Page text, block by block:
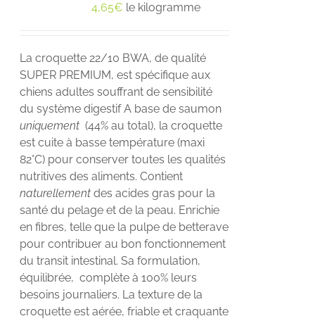
4,65€ le kilogramme
La croquette 22/10 BWA, de qualité
SUPER PREMIUM, est spécifique aux
chiens adultes souffrant de sensibilité
du système digestif A base de saumon
uniquement (44% au total), la croquette
est cuite à basse température (maxi
82°C) pour conserver toutes les qualités
nutritives des aliments. Contient
naturellement des acides gras pour la
santé du pelage et de la peau. Enrichie
en fibres, telle que la pulpe de betterave
pour contribuer au bon fonctionnement
du transit intestinal. Sa formulation,
équilibrée, complète à 100% leurs
besoins journaliers. La texture de la
croquette est aérée, friable et craquante